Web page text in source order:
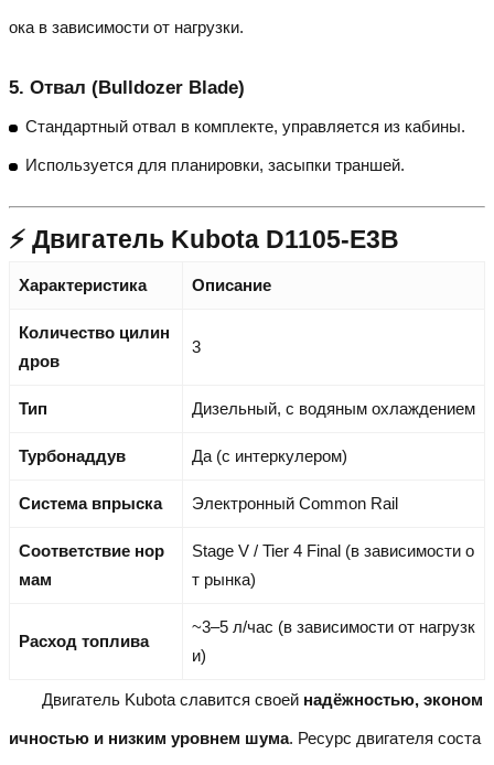
ока в зависимости от нагрузки.
5. Отвал (Bulldozer Blade)
Стандартный отвал в комплекте, управляется из кабины.
Используется для планировки, засыпки траншей.
⚡ Двигатель Kubota D1105-E3B
Характеристика Описание
Количество цилин
дров
3
Тип Дизельный, с водяным охлаждением
Турбонаддув Да (с интеркулером)
Система впрыска Электронный Common Rail
Соответствие нор
мам
Stage V / Tier 4 Final (в зависимости о
т рынка)
Расход топлива
~3–5 л/час (в зависимости от нагрузк
и)
Двигатель Kubota славится своей надёжностью, эконом
ичностью и низким уровнем шума. Ресурс двигателя соста